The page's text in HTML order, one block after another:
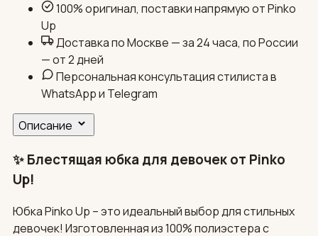
100% оригинал, поставки напрямую от Pinko
Up
Доставка по Москве — за 24 часа, по России
— от 2 дней
Персональная консультация стилиста в
WhatsApp и Telegram
Описание
✨ Блестящая юбка для девочек от Pinko
Up!
Юбка Pinko Up – это идеальный выбор для стильных
девочек! Изготовленная из 100% полиэстера с